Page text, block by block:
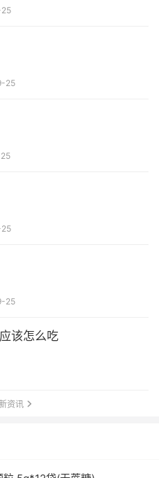
25
25
该怎么吃
资讯